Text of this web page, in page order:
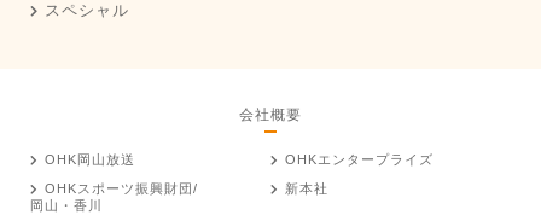
スペシャル
会社概要
OHK岡山放送
OHKエンタープライズ
OHKスポーツ振興財団/
岡山・香川
新本社